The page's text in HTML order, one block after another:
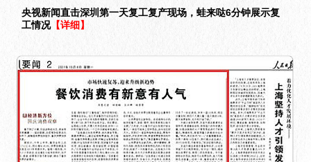
央视新闻直击深圳第一天复工复产现场，蛙来哒6分钟展示复
工情况【详细】